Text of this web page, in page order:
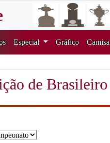
Especial Gráfico Camisa
de Brasileiro